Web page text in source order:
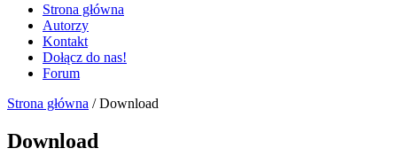
Strona główna
Autorzy
Kontakt
Dołącz do nas!
Forum
Strona główna /Download
Download